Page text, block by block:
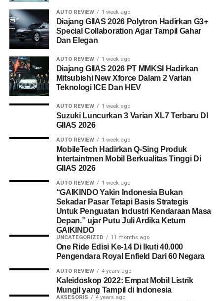
AUTO REVIEW 1 week ago
Diajang GIIAS 2026 Polytron Hadirkan G3+
Special Collaboration Agar Tampil Gahar
Dan Elegan
AUTO REVIEW 1 week ago
Diajang GIIAS 2026 PT MMKSI Hadirkan
Mitsubishi New Xforce Dalam 2 Varian
Teknologi ICE Dan HEV
AUTO REVIEW 1 week ago
Suzuki Luncurkan 3 Varian XL7 Terbaru DI
GIIAS 2026
AUTO REVIEW 1 week ago
MobileTech Hadirkan Q-Sing Produk
Intertaintmen Mobil Berkualitas Tinggi Di
GIIAS 2026
AUTO REVIEW 1 week ago
“GAIKINDO Yakin Indonesia Bukan
Sekadar Pasar Tetapi Basis Strategis
Untuk Penguatan Industri Kendaraan Masa
Depan.” ujar Putu Juli Ardika Ketum
GAIKINDO
UNCATEGORIZED 11 months ago
One Ride Edisi Ke-14 Di Ikuti 40.000
Pengendara Royal Enfield Dari 60 Negara
AUTO REVIEW 4 years ago
Kaleidoskop 2022: Empat Mobil Listrik
Mungil yang Tampil di Indonesia
AKSESORIS 4 years ago